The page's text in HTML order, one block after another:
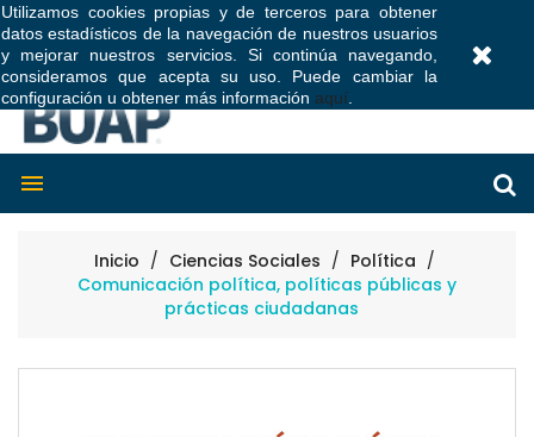
Utilizamos cookies propias y de terceros para obtener
datos estadísticos de la navegación de nuestros usuarios
y mejorar nuestros servicios. Si continúa navegando,
consideramos que acepta su uso. Puede cambiar la
configuración u obtener más información aquí

Inicio Ciencias Sociales
Política
Comunicación política, políticas públicas y
prácticas ciudadanas